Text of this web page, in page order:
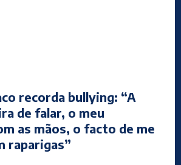
recorda bullying: “A
de falar, o meu
as mãos, o facto de me
raparigas”